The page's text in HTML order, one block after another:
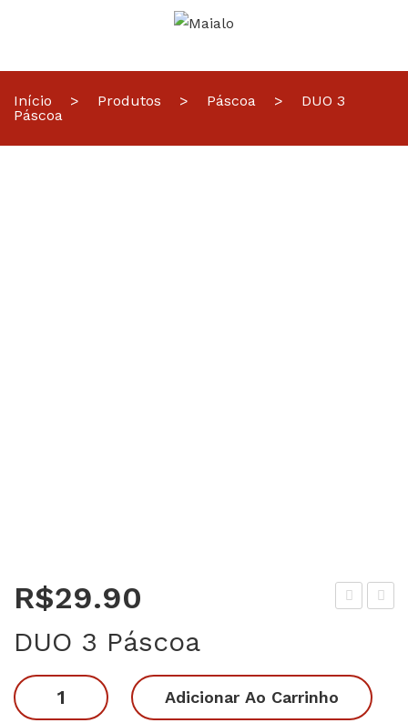
Início > Produtos > Páscoa >
DUO 3
Páscoa
Pás
coa
coa
R$29.90
DUO 3 Páscoa
DUO
3
Adicionar Ao Carrinho